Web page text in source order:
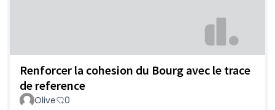
Renforcer la cohesion du Bourg avec le trace
de reference
Olive 0